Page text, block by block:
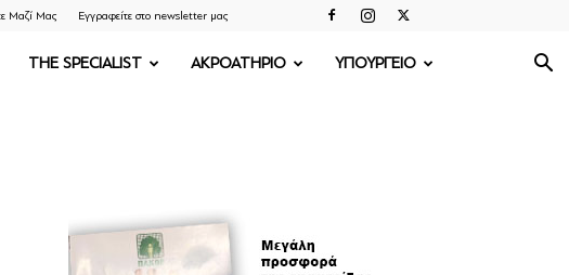
Μαζί Μας Εγγραφείτε στο newsletter μας
THE SPECIALIST ΑΚΡΟΑΤΗΡΙΟ ΥΠΟΥΡΓΕΙΟ